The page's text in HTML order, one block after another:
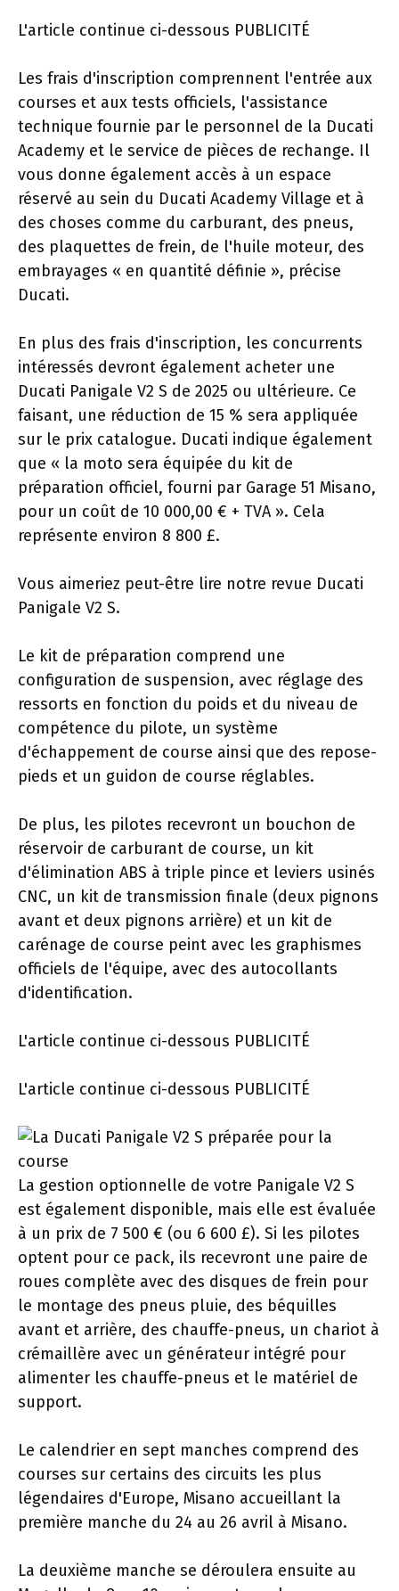
L'article continue ci-dessous PUBLICITÉ
Les frais d'inscription comprennent l'entrée aux
courses et aux tests officiels, l'assistance
technique fournie par le personnel de la Ducati
Academy et le service de pièces de rechange. Il
vous donne également accès à un espace
réservé au sein du Ducati Academy Village et à
des choses comme du carburant, des pneus,
des plaquettes de frein, de l'huile moteur, des
embrayages « en quantité définie », précise
Ducati.
En plus des frais d'inscription, les concurrents
intéressés devront également acheter une
Ducati Panigale V2 S de 2025 ou ultérieure. Ce
faisant, une réduction de 15 % sera appliquée
sur le prix catalogue. Ducati indique également
que « la moto sera équipée du kit de
préparation officiel, fourni par Garage 51 Misano,
pour un coût de 10 000,00 € + TVA ». Cela
représente environ 8 800 £.
Vous aimeriez peut-être lire notre revue Ducati
Panigale V2 S.
Le kit de préparation comprend une
configuration de suspension, avec réglage des
ressorts en fonction du poids et du niveau de
compétence du pilote, un système
d'échappement de course ainsi que des repose-
pieds et un guidon de course réglables.
De plus, les pilotes recevront un bouchon de
réservoir de carburant de course, un kit
d'élimination ABS à triple pince et leviers usinés
CNC, un kit de transmission finale (deux pignons
avant et deux pignons arrière) et un kit de
carénage de course peint avec les graphismes
officiels de l'équipe, avec des autocollants
d'identification.
L'article continue ci-dessous PUBLICITÉ
L'article continue ci-dessous PUBLICITÉ
La gestion optionnelle de votre Panigale V2 S
est également disponible, mais elle est évaluée
à un prix de 7 500 € (ou 6 600 £). Si les pilotes
optent pour ce pack, ils recevront une paire de
roues complète avec des disques de frein pour
le montage des pneus pluie, des béquilles
avant et arrière, des chauffe-pneus, un chariot à
crémaillère avec un générateur intégré pour
alimenter les chauffe-pneus et le matériel de
support.
Le calendrier en sept manches comprend des
courses sur certains des circuits les plus
légendaires d'Europe, Misano accueillant la
première manche du 24 au 26 avril à Misano.
La deuxième manche se déroulera ensuite au